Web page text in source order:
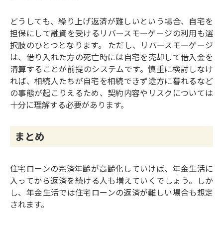
どうしても、繰り上げ返済が難しいという場合、自宅を
担保にして融資を受けるリバースモーゲージの利用も選
択肢のひとつとなります。 ただし、リバースモーゲージ
は、借り入れた方の死亡時には自宅を売却して借入金を
清算することが前提のシステムです。慎重に検討しなけ
れば、相続人たちが自宅を相続できず途方に暮れるなど
の事態が起こりえるため、契約内容やリスクについては
十分に理解する必要があります。
まとめ
住宅ローンの完済年齢が高齢化していけば、年金生活に
入ってから返済を続ける人も増えていくでしょう。しか
し、年金生活では住宅ローンの返済が難しい場合も想定
されます。